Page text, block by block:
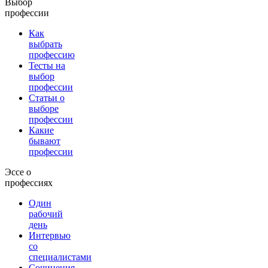
профессии
Как
выбрать
профессию
Тесты на
выбор
профессии
Статьи о
выборе
профессии
Какие
бывают
профессии
Эссе о
профессиях
Один
рабочий
день
Интервью
со
специалистами